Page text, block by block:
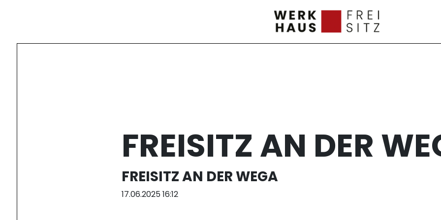
FREISITZ AN DER
FREISITZ AN DER WEGA
17.06.2025 16:12